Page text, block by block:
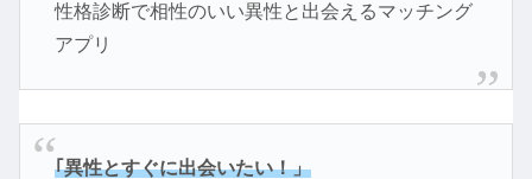
性格診断で相性のいい異性と出会えるマッチング
アプリ
｢異性とすぐに出会いたい！」